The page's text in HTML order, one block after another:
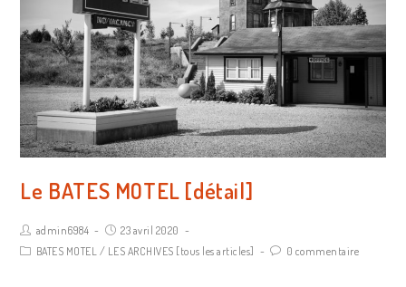
Le BATES MOTEL [détail]
admin6984
23 avril 2020
BATES MOTEL / LES ARCHIVES [tous les articles] 0 commentaire